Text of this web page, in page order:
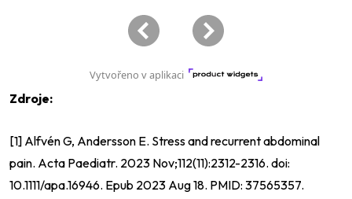
Zdroje:
[1] Alfvén G, Andersson E. Stress and recurrent abdominal
pain. Acta Paediatr. 2023 Nov;112(11):2312-2316. doi:
10.1111/apa.16946. Epub 2023 Aug 18. PMID: 37565357.